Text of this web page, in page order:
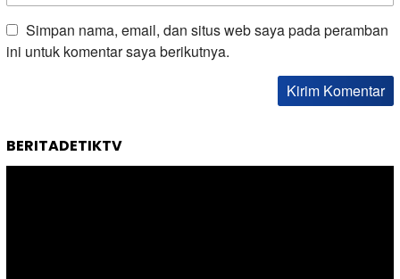
Simpan nama, email, dan situs web saya pada peramban
ini untuk komentar saya berikutnya.
BERITADETIKTV